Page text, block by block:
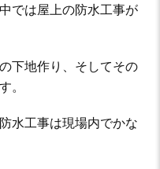
では屋上の防水工事が
下地作り、そしてその
。
水工事は現場内でかな